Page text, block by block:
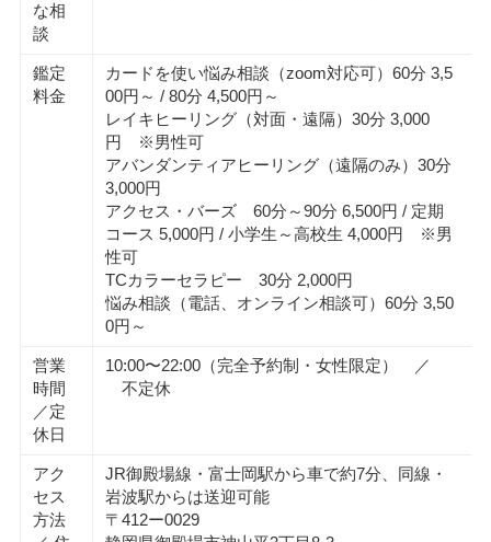
な相
談
鑑定
料金
カードを使い悩み相談（zoom対応可）60分 3,5
00円～ / 80分 4,500円～
レイキヒーリング（対面・遠隔）30分 3,000
円 ※男性可
アバンダンティアヒーリング（遠隔のみ）30分
3,000円
アクセス・バーズ 60分～90分 6,500円 / 定期
コース 5,000円 / 小学生～高校生 4,000円 ※男
性可
TCカラーセラピー 30分 2,000円
悩み相談（電話、オンライン相談可）60分 3,50
0円～
営業
時間
／定
休日
10:00〜22:00（完全予約制・女性限定） ／
不定休
アク
セス
方法
JR御殿場線・富士岡駅から車で約7分、同線・
岩波駅からは送迎可能
〒412ー0029